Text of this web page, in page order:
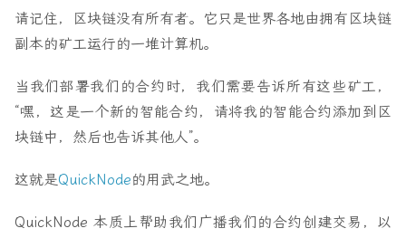
请记住，区块链没有所有者。它只是世界各地由拥有区块链
副本的矿工运行的一堆计算机。
当我们部署我们的合约时，我们需要告诉所有这些矿工，
“嘿，这是一个新的智能合约，请将我的智能合约添加到区
块链中，然后也告诉其他人”。
这就是QuickNode的用武之地。
QuickNode 本质上帮助我们广播我们的合约创建交易，以